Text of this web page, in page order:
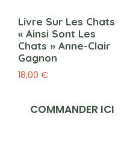
Livre Sur Les Chats
« Ainsi Sont Les
Chats » Anne-Clair
Gagnon
18,00 €
COMMANDER ICI